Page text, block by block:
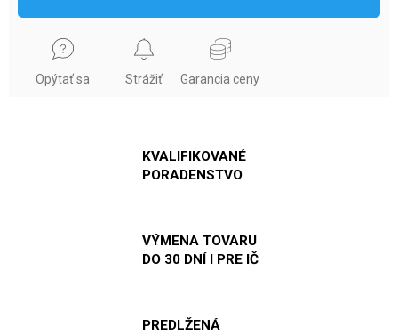
Opýtať sa Strážiť Garancia ceny
KVALIFIKOVANÉ
PORADENSTVO
VÝMENA TOVARU
DO 30 DNÍ I PRE IČ
PREDLŽENÁ